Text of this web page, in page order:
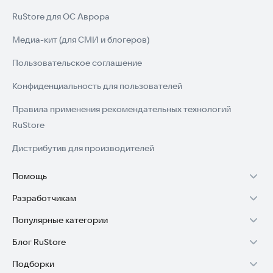
RuStore для ОС Аврора
Медиа-кит (для СМИ и блогеров)
Пользовательское соглашение
Конфиденциальность для пользователей
Правила применения рекомендательных технологий
RuStore
Дистрибутив для производителей
Помощь
Установка RuStore на TV
Установка RuStore на телефон
Установка RuStore в машину
Помощь пользователям RuStore
Разработчикам
Зарабатывать с RuStore
Стать разработчиком
Доступ к RuStore Консоль
Популярные категории
Игры для Android
Приложения банков
Блог RuStore
Обзоры игр для Android 2025
Подборки